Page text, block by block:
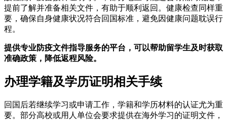
提前了解并准备相关文件，有助于顺利返回。健康检查同样重
要，确保自身健康状况符合回国标准，避免因健康问题耽误行
程。
提供专业防疫文件指导服务的平台，可以帮助留学生及时获取
准确政策，降低返程风险。
办理学籍及学历证明相关手续
回国后若继续学习或申请工作，学籍和学历材料的认证尤为重
要。部分高校或用人单位会要求提供在海外学习的证明文件，